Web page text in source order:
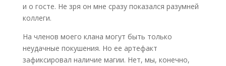
и о госте. Не зря он мне сразу показался разумней
коллеги.
На членов моего клана могут быть только
неудачные покушения. Но ее артефакт
зафиксировал наличие магии. Нет, мы, конечно,